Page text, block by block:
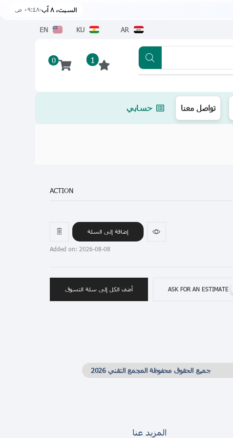
السبت، ٨ آب ٠٩:٤٨ ص
AR
KU
EN
1
0
تطبيقنا متوفر الآن على متجر أبل اضغط
تواصل معنا حسابي
ACTION
إضافة إلى السلة
Added on: 2026-08-08
ASK FOR AN ESTIMATE أضف الكل إلى سلة التسوق
جميع الحقوق محفوظة المجمع التقني 2026
المزيد عنا